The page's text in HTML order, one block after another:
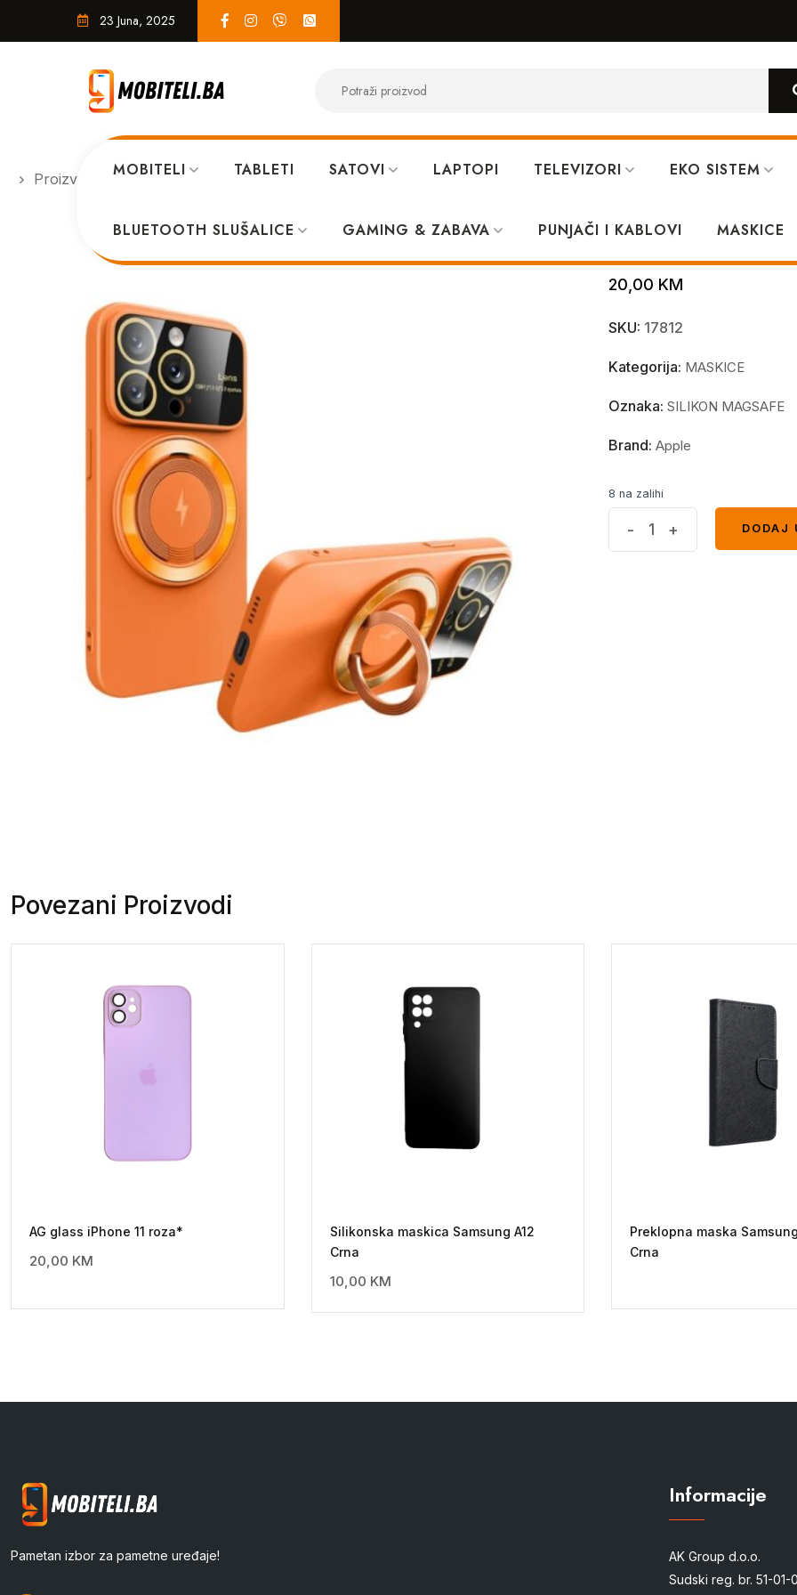
23 Juna, 2025
MOBITELI TABLETI SATOVI LAPTOPI TELEVIZORI EKO SISTEM
BLUETOOTH SLUŠALICE GAMING & ZABAVA PUNJAČI I KABLOVI MASKICE
Proizvodi MASKICE MagSafe Full maskica iPhone 14 Pro Orange
MagSafe Full
20,00 KM
SKU: 17812
Kategorija: MASKICE
Oznaka: SILIKON MAGSAFE
Brand: Apple
8 na zalihi
- +
DODAJ
Povezani Proizvodi
AG glass iPhone 11 roza*
20,00 KM
Silikonska maskica Samsung A12
Crna
10,00 KM
Preklopna maska
Crna
Pametan izbor za pametne uređaje!
Informacije
AK Group d.o.o.
Sudski reg. br. 51-01-